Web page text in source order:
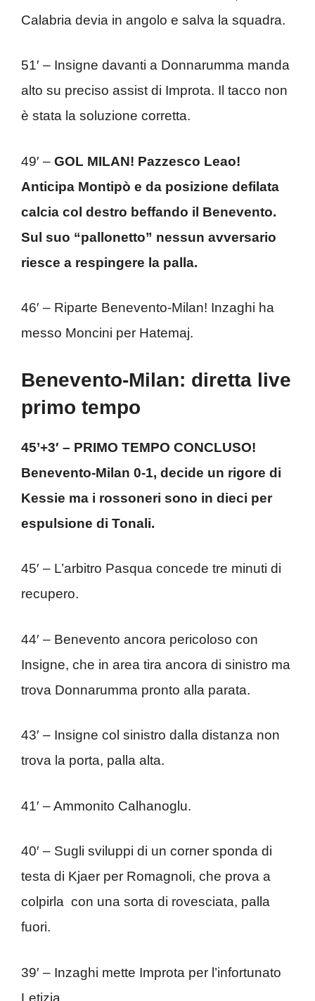
Calabria devia in angolo e salva la squadra.
51′ – Insigne davanti a Donnarumma manda
alto su preciso assist di Improta. Il tacco non
è stata la soluzione corretta.
49′ – GOL MILAN! Pazzesco Leao!
Anticipa Montipò e da posizione defilata
calcia col destro beffando il Benevento.
Sul suo “pallonetto” nessun avversario
riesce a respingere la palla.
46′ – Riparte Benevento-Milan! Inzaghi ha
messo Moncini per Hatemaj.
Benevento-Milan: diretta live
primo tempo
45’+3′ – PRIMO TEMPO CONCLUSO!
Benevento-Milan 0-1, decide un rigore di
Kessie ma i rossoneri sono in dieci per
espulsione di Tonali.
45′ – L’arbitro Pasqua concede tre minuti di
recupero.
44′ – Benevento ancora pericoloso con
Insigne, che in area tira ancora di sinistro ma
trova Donnarumma pronto alla parata.
43′ – Insigne col sinistro dalla distanza non
trova la porta, palla alta.
41′ – Ammonito Calhanoglu.
40′ – Sugli sviluppi di un corner sponda di
testa di Kjaer per Romagnoli, che prova a
colpirla con una sorta di rovesciata, palla
fuori.
39′ – Inzaghi mette Improta per l’infortunato
Letizia.